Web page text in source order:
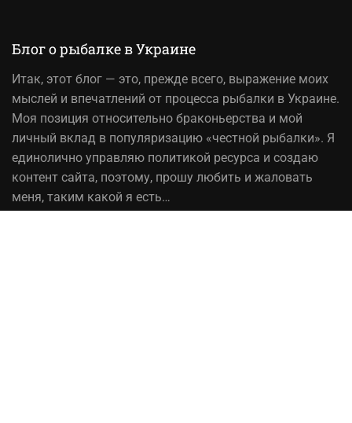
Блог о рыбалке в Украине
Итак, этот блог — это, прежде всего, выражение моих
мыслей и впечатлений от процесса рыбалки в Украине.
Моя позиция относительно браконьерства и мой
личный вклад в популяризацию «честной рыбалки». Я
единолично управляю политикой ресурса и создаю
контент сайта, поэтому, прошу любить и жаловать
меня, таким какой я есть…